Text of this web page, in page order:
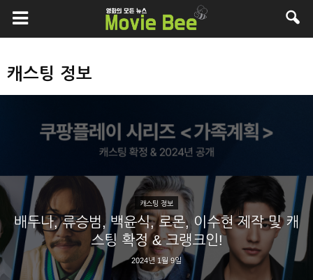
캐스팅 정보
캐스팅 정보
배두나, 류승범, 백윤식, 로몬, 이수현 제작 및 캐
스팅 확정 & 크랭크인!
2024년 1월 9일